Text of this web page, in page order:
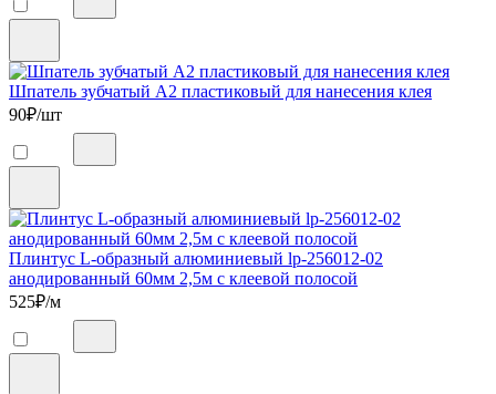
Шпатель зубчатый А2 пластиковый для нанесения клея
90₽/шт
Плинтус L-образный алюминиевый lp-256012-02
анодированный 60мм 2,5м с клеевой полосой
525₽/м